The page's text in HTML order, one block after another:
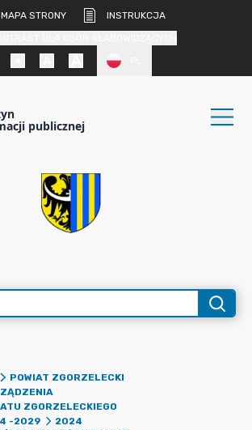
MAPA STRONY
INSTRUKCJA
publicznej
POWIAT ZGORZELECKI
ZGORZELECKIEGO
-2029
2024